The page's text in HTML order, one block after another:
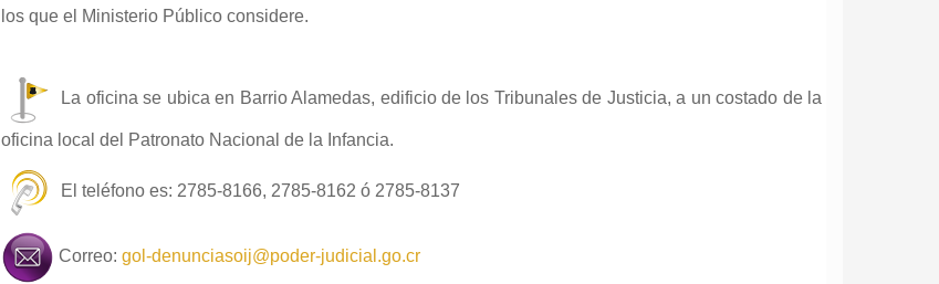
los que el Ministerio Público considere.
La oficina se ubica en Barrio Alamedas, edificio de los Tribunales de Justicia, a un costado de la
oficina local del Patronato Nacional de la Infancia.
El teléfono es: 2785-8166, 2785-8162 ó 2785-8137
Correo: gol-denunciasoij@poder-judicial.go.cr